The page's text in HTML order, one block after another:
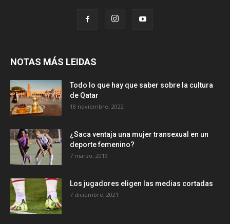
NOTAS MÁS LEIDAS
Todo lo que hay que saber sobre la cultura
de Qatar
18 noviembre, 2022
¿Saca ventaja una mujer transexual en un
deporte femenino?
7 marzo, 2019
Los jugadores eligen las medias cortadas
7 diciembre, 2021